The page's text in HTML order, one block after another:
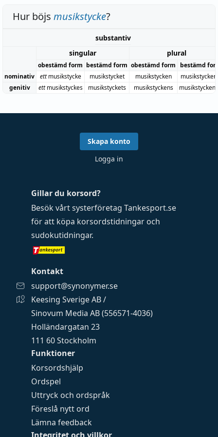
Hur böjs musikstycke?
substantiv
singular
plural
obestämd form bestämd form obestämd form
bestämd
nominativ
ettmusikstycke musikstycket musikstycken
genitiv
ettmusikstyckes musikstyckets musikstyckens
Funktioner
Korsordshjälp
Ordspel
Uttryck och ordspråk
Föreslå nytt ord
Lämna feedback
Gillar du korsord?
Besök vårt systerföretag Tankesport.se
för att köpa korsordstidningar och
sudokutidningar.
Kontakt
support@synonymer.se
Keesing Sverige AB /
Sinovum Media AB (556571-4036)
Holländargatan 23
111 60 Stockholm
Skapa konto
Logga in